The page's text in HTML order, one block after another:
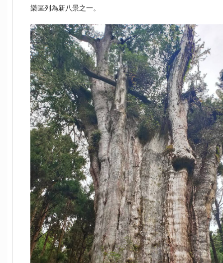
樂區列為新八景之一。